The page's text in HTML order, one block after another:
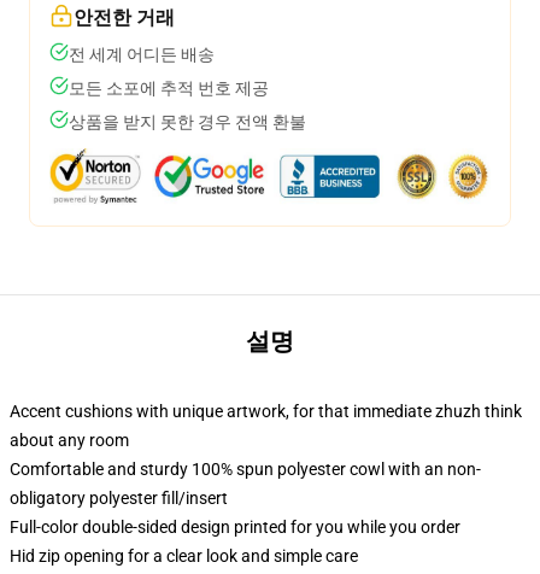
안전한 거래
전 세계 어디든 배송
모든 소포에 추적 번호 제공
상품을 받지 못한 경우 전액 환불
설명
Accent cushions with unique artwork, for that immediate zhuzh think
about any room
Comfortable and sturdy 100% spun polyester cowl with an non-
obligatory polyester fill/insert
Full-color double-sided design printed for you while you order
Hid zip opening for a clear look and simple care